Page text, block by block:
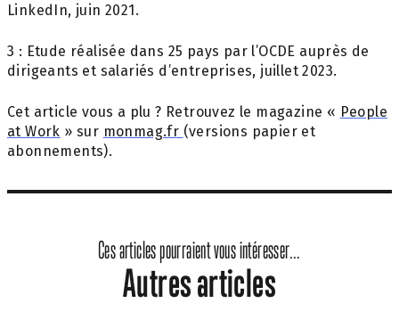
LinkedIn, juin 2021.
3 : Etude réalisée dans 25 pays par l’OCDE auprès de
dirigeants et salariés d’entreprises, juillet 2023.
Cet article vous a plu ? Retrouvez le magazine « People
at Work » sur monmag.fr (versions papier et
abonnements).
Ces articles pourraient vous intéresser...
Autres articles